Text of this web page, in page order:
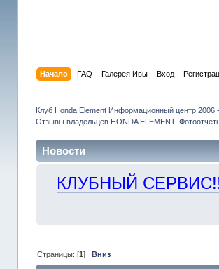
Начало FAQ Галерея Ивы Вход
Клуб Honda Element Информационный центр 2006
Отзывы владельцев HONDA ELEMENT.
Новости
КЛУБНЫЙ СЕРВИС!!!
Страницы: [1] Вниз